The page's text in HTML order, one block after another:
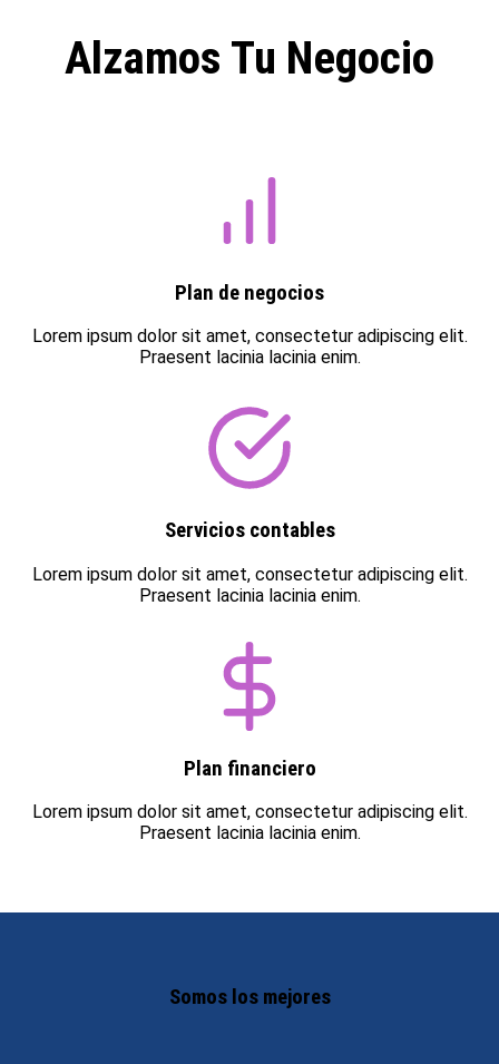
Alzamos Tu Negocio
Plan de negocios
Lorem ipsum dolor sit amet, consectetur adipiscing elit.
Praesent lacinia lacinia enim.
Servicios contables
Lorem ipsum dolor sit amet, consectetur adipiscing elit.
Praesent lacinia lacinia enim.
Plan financiero
Lorem ipsum dolor sit amet, consectetur adipiscing elit.
Praesent lacinia lacinia enim.
Somos los mejores